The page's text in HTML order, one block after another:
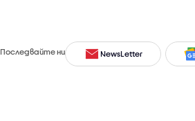
Последвайте ни NewsLetter